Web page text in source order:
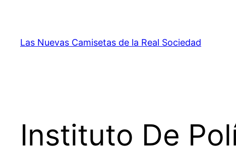
contenido
Las Nuevas Camisetas de la Real Sociedad
Instituto De